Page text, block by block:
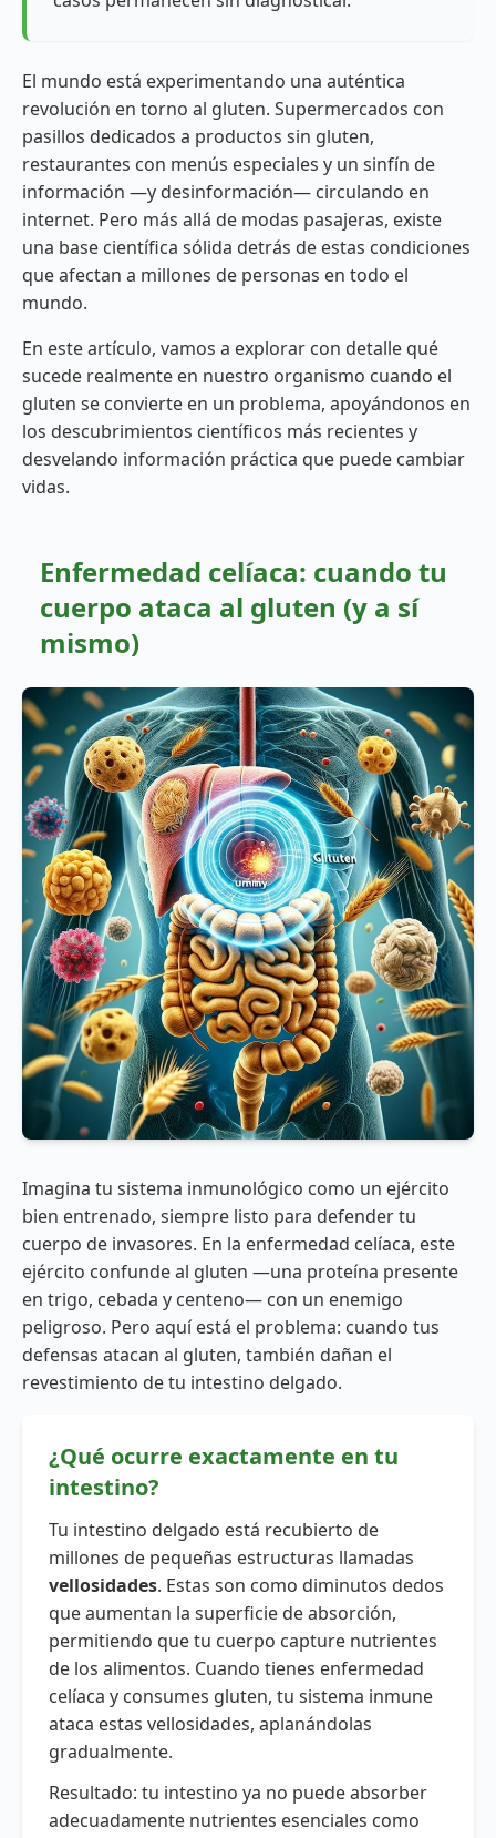
El mundo está experimentando una auténtica
revolución en torno al gluten. Supermercados con
pasillos dedicados a productos sin gluten,
restaurantes con menús especiales y un sinfín de
información —y desinformación— circulando en
internet. Pero más allá de modas pasajeras, existe
una base científica sólida detrás de estas condiciones
que afectan a millones de personas en todo el
mundo.
En este artículo, vamos a explorar con detalle qué
sucede realmente en nuestro organismo cuando el
gluten se convierte en un problema, apoyándonos en
los descubrimientos científicos más recientes y
desvelando información práctica que puede cambiar
vidas.
Enfermedad celíaca: cuando tu
cuerpo ataca al gluten (y a sí
mismo)
Imagina tu sistema inmunológico como un ejército
bien entrenado, siempre listo para defender tu
cuerpo de invasores. En la enfermedad celíaca, este
ejército confunde al gluten —una proteína presente
en trigo, cebada y centeno— con un enemigo
peligroso. Pero aquí está el problema: cuando tus
defensas atacan al gluten, también dañan el
revestimiento de tu intestino delgado.
¿Qué ocurre exactamente en tu
intestino?
Tu intestino delgado está recubierto de
millones de pequeñas estructuras llamadas
vellosidades. Estas son como diminutos dedos
que aumentan la superficie de absorción,
permitiendo que tu cuerpo capture nutrientes
de los alimentos. Cuando tienes enfermedad
celíaca y consumes gluten, tu sistema inmune
ataca estas vellosidades, aplanándolas
gradualmente.
Resultado: tu intestino ya no puede absorber
adecuadamente nutrientes esenciales como